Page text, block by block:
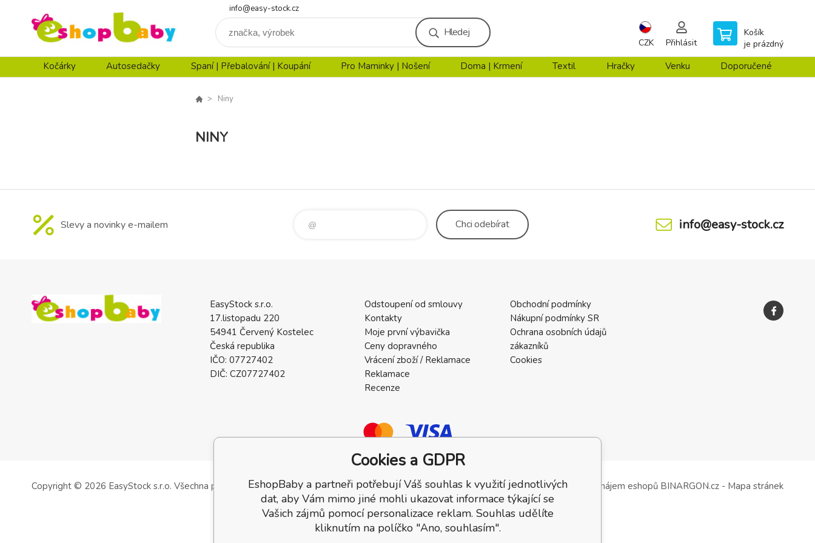
info@easy-stock.cz
Hledej
CZK Přihlásit
Košík
je prázdný
Kočárky Autosedačky Spaní | Přebalování | Koupání Pro Maminky | Nošení Doma | Krmení Textil Hračky Venku Doporučené
Niny
NINY
Slevy a novinky e-mailem Chciodebírat info@easy-stock.cz
EasyStock s.r.o.
17.listopadu 220
54941 Červený Kostelec
Česká republika
IČO: 07727402
DIČ: CZ07727402
Odstoupení od smlouvy
Kontakty
Moje první výbavička
Ceny dopravného
Vrácení zboží / Reklamace
Reklamace
Recenze
Obchodní podmínky
Nákupní podmínky SR
Ochrana osobních údajů
zákazníků
Cookies
Copyright © 2026 EasyStock s.r.o. Všechna práva vyhrazena. Tvorba a pronájem eshopů BINARGON.cz - Mapa stránek
Cookies a GDPR
EshopBaby a partneři potřebují Váš souhlas k využití jednotlivých
dat, aby Vám mimo jiné mohli ukazovat informace týkající se
Vašich zájmů pomocí personalizace reklam. Souhlas udělíte
kliknutím na políčko "Ano, souhlasím".